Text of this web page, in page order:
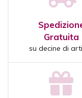
Gratuita
su decine di